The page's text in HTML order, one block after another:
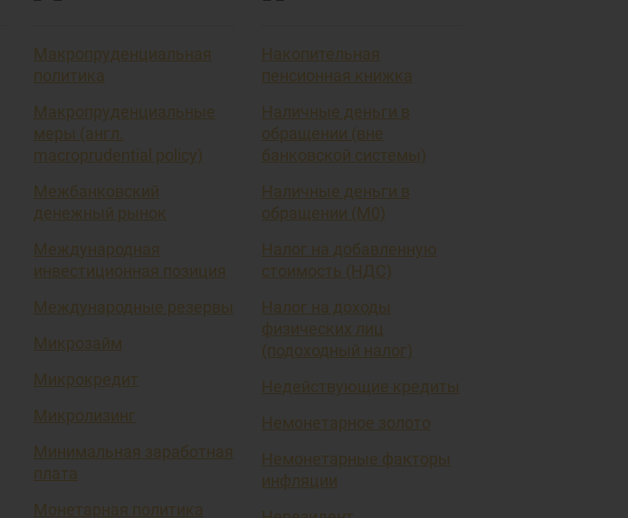
Макропруденциальная
политика
Макропруденциальные
меры (англ.
macroprudential policy)
Межбанковский
денежный рынок
Международная
инвестиционная позиция
Международные резервы
Микрозайм
Микрокредит
Микролизинг
Минимальная заработная
плата
Монетарная политика
Накопительная
пенсионная книжка
Наличные деньги в
обращении (вне
банковской системы)
Наличные деньги в
обращении (М0)
Налог на добавленную
стоимость (НДС)
Налог на доходы
физических лиц
(подоходный налог)
Недействующие кредиты
Немонетарное золото
Немонетарные факторы
инфляции